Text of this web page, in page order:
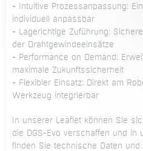
+ Intuitive Prozessanpassung:
individuell anpassbar
+ Lagerichtige Zuführung:
der Drahtgewindeeinsätze
+ Performance on Demand:
maximale Zukunftssicherheit
+ Flexibler Einsatz: Direkt am
Werkzeug integrierbar
In unserer Leaflet können Sie
die DGS-Evo verschaffen und in
finden Sie technische Daten